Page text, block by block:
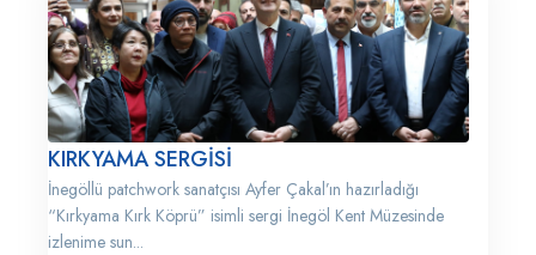
KIRKYAMA SERGİSİ
İnegöllü patchwork sanatçısı Ayfer Çakal’ın hazırladığı
“Kırkyama Kırk Köprü” isimli sergi İnegöl Kent Müzesinde
izlenime sun...